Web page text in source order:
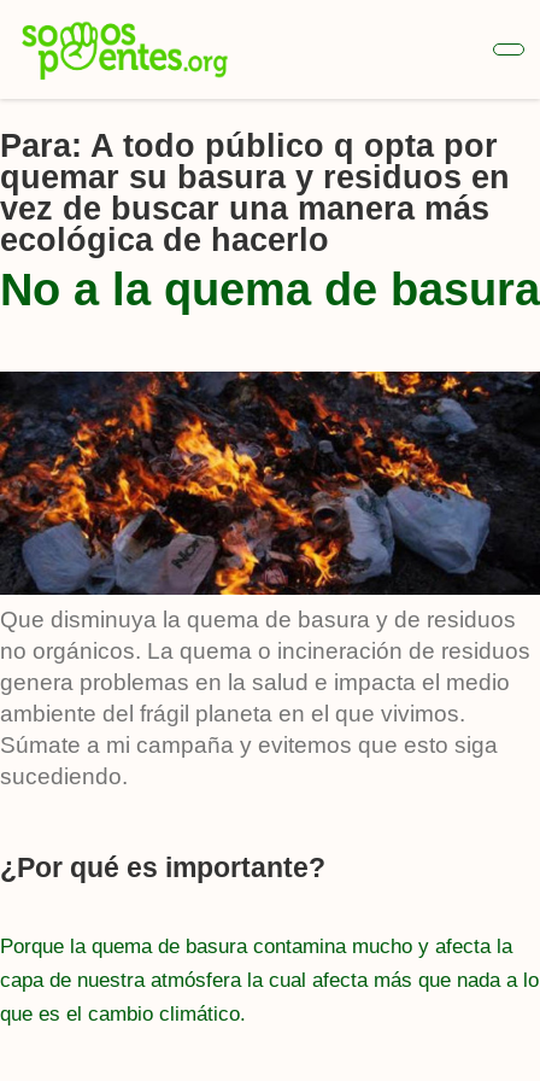
contenido
principal
Para: A todo público q opta por
quemar su basura y residuos en
vez de buscar una manera más
ecológica de hacerlo
No a la quema de basura
Que disminuya la quema de basura y de residuos
no orgánicos. La quema o incineración de residuos
genera problemas en la salud e impacta el medio
ambiente del frágil planeta en el que vivimos.
Súmate a mi campaña y evitemos que esto siga
sucediendo.
¿Por qué es importante?
Porque la quema de basura contamina mucho y afecta la
capa de nuestra atmósfera la cual afecta más que nada a lo
que es el cambio climático.